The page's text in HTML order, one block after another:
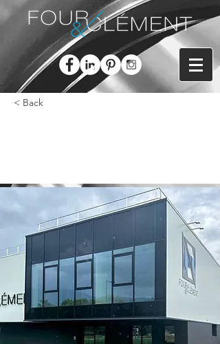
< Back